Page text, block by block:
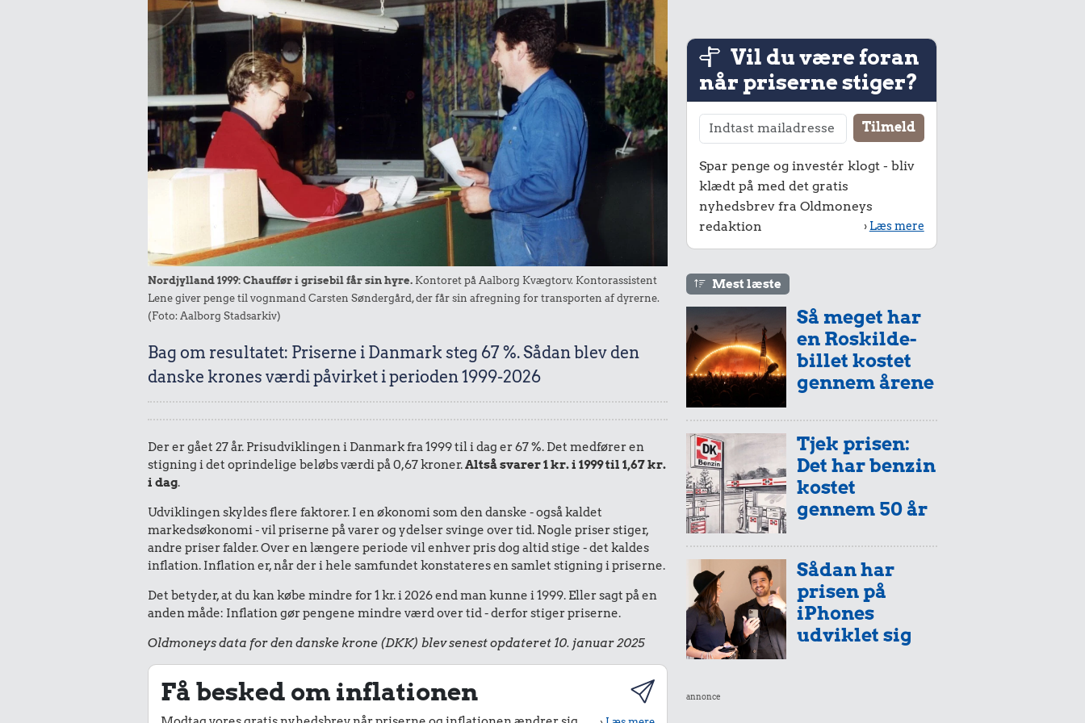
Nordjylland 1999: Chauffør i grisebil får sin hyre. Kontoret på Aalborg Kvægtorv. Kontorassistent
Lene giver penge til vognmand Carsten Søndergård, der får sin afregning for transporten af dyrerne.
(Foto: Aalborg Stadsarkiv)
Bag om resultatet: Priserne i Danmark steg 67 %. Sådan blev den
danske krones værdi påvirket i perioden 1999-2026
Der er gået 27 år. Prisudviklingen i Danmark fra 1999 til i dag er 67 %. Det medfører en
stigning i det oprindelige beløbs værdi på 0,67 kroner.Altså svarer 1 kr. i 1999 til 1,67 kr.
i dag.
Udviklingen skyldes flere faktorer. I en økonomi som den danske - også kaldet
markedsøkonomi - vil priserne på varer og ydelser svinge over tid. Nogle priser stiger,
andre priser falder. Over en længere periode vil enhver pris dog altid stige - det kaldes
inflation. Inflation er, når der i hele samfundet konstateres en samlet stigning i priserne.
Det betyder, at du kan købe mindre for 1 kr. i 2026 end man kunne i 1999. Eller sagt på en
anden måde: Inflation gør pengene mindre værd over tid - derfor stiger priserne.
Oldmoneys data for den danske krone (DKK) blev senest opdateret 10. januar 2025
Få besked om inflationen
Vil du være foran
når priserne stiger?
Spar penge og investér klogt - bliv
klædt på med det gratis
nyhedsbrev fra Oldmoneys
redaktion
› Læs mere
Mest læste
Så meget har
en Roskilde-
billet kostet
gennem årene
Tjek prisen:
Det har benzin
kostet
gennem 50 år
Sådan har
prisen på
iPhones
udviklet sig
annonce